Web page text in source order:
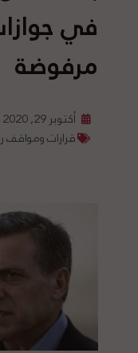
في
مرفوضة
أكتوبر 29, 2020
قرارات